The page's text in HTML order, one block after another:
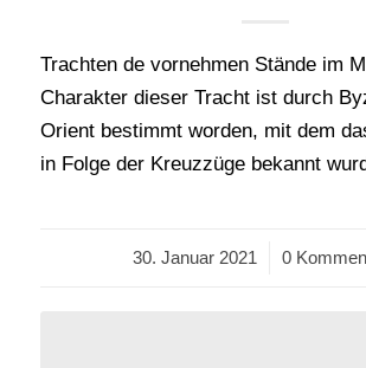
Trachten de vornehmen Stände im
Charakter dieser Tracht ist durch
Orient bestimmt worden, mit dem
in Folge der Kreuzzüge bekannt
30. Januar 2021
/ 0